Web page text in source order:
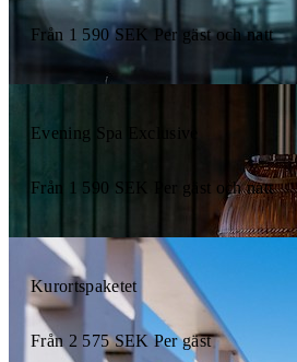
Från 1 590 SEK Per gäst och natt
Evening Spa Exclusive
Från 1 590 SEK Per gäst och natt
Kurortspaketet
Från 2 575 SEK Per gäst